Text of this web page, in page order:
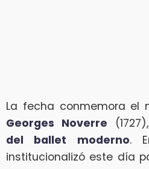
La fecha conmemora el
Georges Noverre
del ballet moderno.
institucionalizó este día